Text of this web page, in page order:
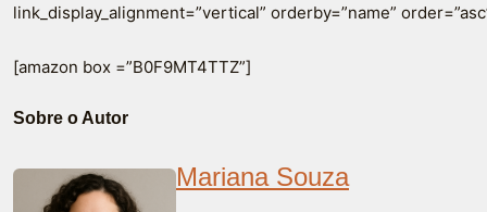
link_display_alignment=”vertical” orderby=”name”
[amazon box =”B0F9MT4TTZ”]
Sobre o Autor
Mariana Souza